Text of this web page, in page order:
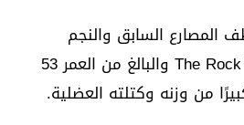
خطف المصارع السابق والنجم
العالمي "دواين جونسون" Dwayne Johnson، الشهير بلقب "ذا روك" The Rock والبالغ من العمر 53
من وزنه وكتلته العضلية.